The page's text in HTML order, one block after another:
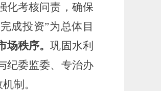
化考核问责，确保
成投资”为总体目
场秩序。巩固水利
纪委监委、专治办
制。